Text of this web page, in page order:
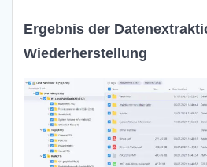
Ergebnis der
Wiederherstellung